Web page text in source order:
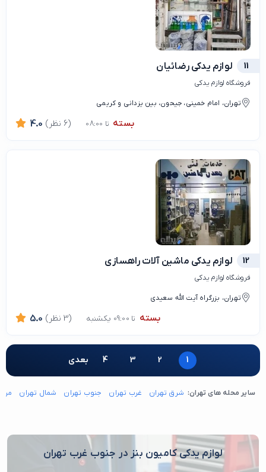
11 لوازم یدکی رضائیان
فروشگاه لوازم یدکی
تهران، امام خمینی، جیحون، بین یزدانی و کریمی
بسته تا 08:00 4.0 (6 نظر)
12 لوازم یدکی ماشین آلات راهسازی
فروشگاه لوازم یدکی
تهران، بزرگراه آیت الله سعیدی
بسته تا 09:00 یکشنبه 5.0 (3 نظر)
1
2
3
4 بعدی
سایر محله های تهران: شرق تهران غرب تهران جنوب تهران شمال تهران
لوازم یدکی کامیون بنز در جنوب غرب تهران